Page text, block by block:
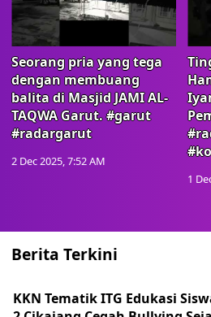
Seorang pria yang tega
dengan membuang
balita di Masjid JAMI AL-
TAQWA Garut. #garut
#radargarut
2 Dec 2025, 7:52 AM
1
Berita Terkini
KKN Tematik ITG Edukasi